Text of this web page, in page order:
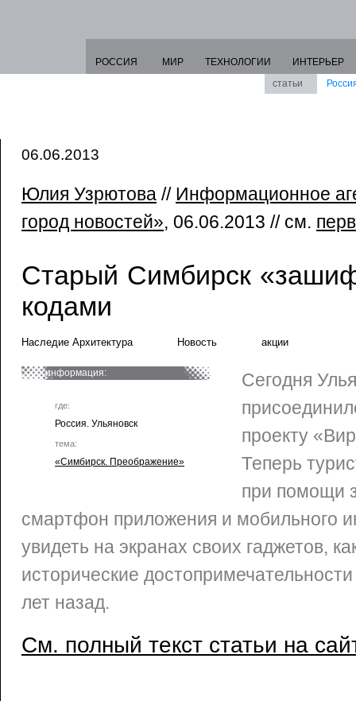
РОССИЯ МИР ТЕХНОЛОГИИ
ИНТЕРЬЕР
статьи
06.06.2013
Юлия Узрютова // Информационное
город новостей», 06.06.2013 // см.
Старый Симбирск
кодами
Наследие Архитектура Новость акции
информация:
где:
Россия. Ульяновск
тема:
«Симбирск. Преображение»
Сегодня
проекту
Теперь
при помощи
смартфон приложения и мобильного
увидеть на экранах своих гаджетов,
исторические
лет назад.
См. полный текст статьи на